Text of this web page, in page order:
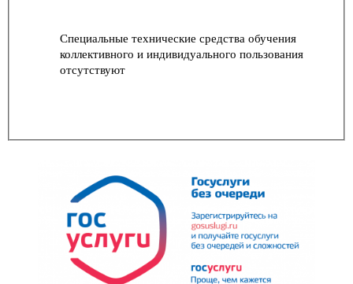
Специальные технические средства обучения
коллективного и индивидуального пользования
отсутствуют